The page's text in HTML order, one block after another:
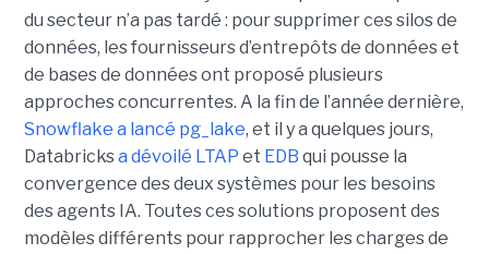
du secteur n’a pas tardé : pour supprimer ces silos de
données, les fournisseurs d’entrepôts de données et
de bases de données ont proposé plusieurs
approches concurrentes. A la fin de l’année dernière,
Snowflake a lancé pg_lake, et il y a quelques jours,
Databricksa dévoilé LTAP et EDB qui pousse la
convergence des deux systèmes pour les besoins
des agents IA. Toutes ces solutions proposent des
modèles différents pour rapprocher les charges de